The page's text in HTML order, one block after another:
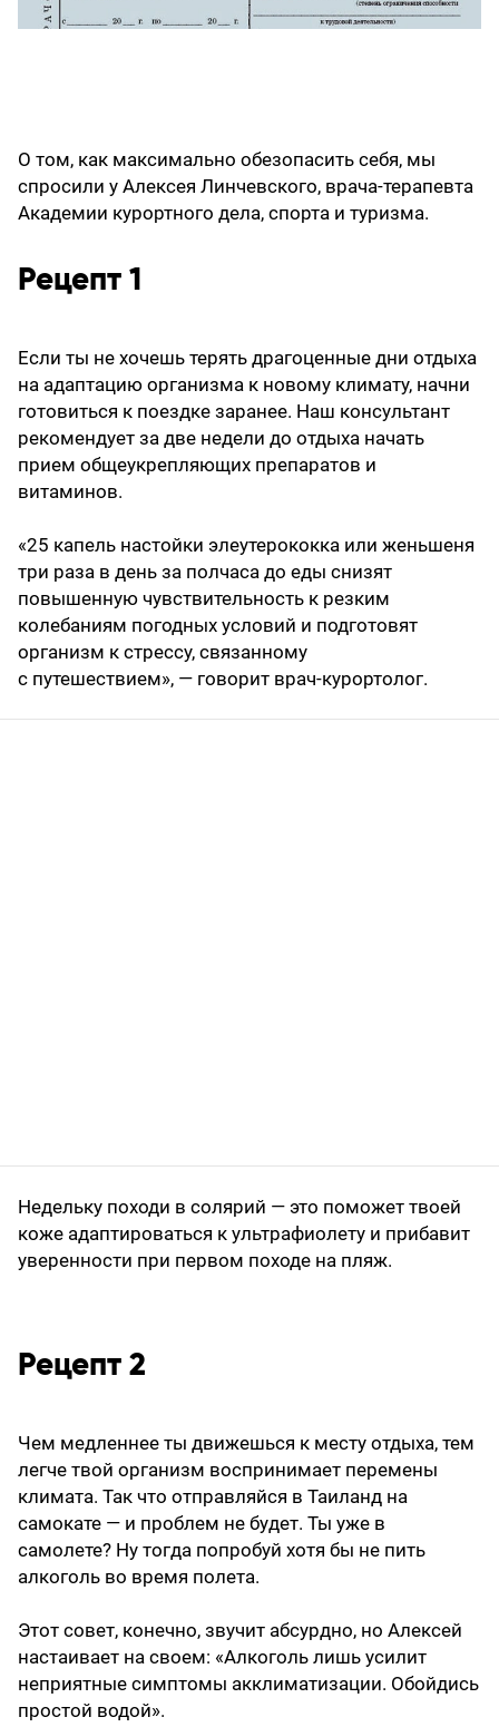
О том, как максимально обезопасить себя, мы
спросили у Алексея Линчевского, врача-терапевта
Академии курортного дела, спорта и туризма.
Рецепт 1
Если ты не хочешь терять драгоценные дни отдыха
на адаптацию организма к новому климату, начни
готовиться к поездке заранее. Наш консультант
рекомендует за две недели до отдыха начать
прием общеукрепляющих препаратов и
витаминов.
«25 капель настойки элеутерококка или женьшеня
три раза в день за полчаса до еды снизят
повышенную чувствительность к резким
колебаниям погодных условий и подготовят
организм к стрессу, связанному
с путешествием», — говорит врач-курортолог.
Недельку походи в солярий — это поможет твоей
коже адаптироваться к ультрафиолету и прибавит
уверенности при первом походе на пляж.
Рецепт 2
Чем медленнее ты движешься к месту отдыха, тем
легче твой организм воспринимает перемены
климата. Так что отправляйся в Таиланд на
самокате — и проблем не будет. Ты уже в
самолете? Ну тогда попробуй хотя бы не пить
алкоголь во время полета.
Этот совет, конечно, звучит абсурдно, но Алексей
настаивает на своем: «Алкоголь лишь усилит
неприятные симптомы акклиматизации. Обойдись
простой водой».